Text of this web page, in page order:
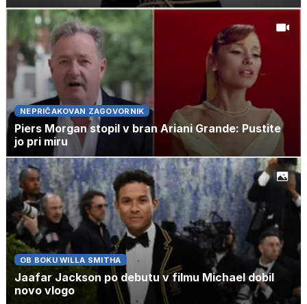
NEPRIČAKOVAN ZAGOVORNIK
Piers Morgan stopil v bran Ariani Grande: Pustite
jo pri miru
OB BOKU WILLA SMITHA
Jaafar Jackson po debutu v filmu Michael dobil
novo vlogo